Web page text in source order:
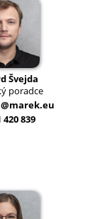
Švejda
poradce
420 839